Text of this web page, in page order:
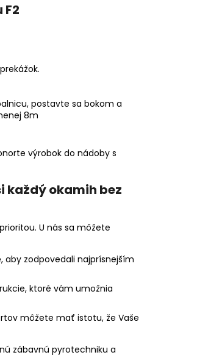
postavte sa bokom a
8m
výrobok do nádoby s
každý okamih bez
U nás sa môžete
aby zodpovedali najprísnejším
ktoré vám umožnia
môžete mať istotu, že Vaše
zábavnú pyrotechniku a